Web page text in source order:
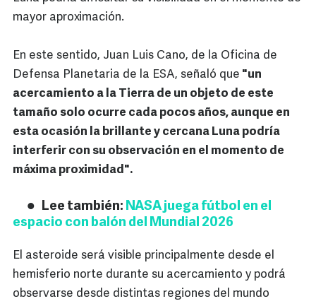
mayor aproximación.
En este sentido, Juan Luis Cano, de la Oficina de
Defensa Planetaria de la ESA, señaló que "un
acercamiento a la Tierra de un objeto de este
tamaño solo ocurre cada pocos años, aunque en
esta ocasión la brillante y cercana Luna podría
interferir con su observación en el momento de
máxima proximidad".
Lee también: NASA juega fútbol en el
espacio con balón del Mundial 2026
El asteroide será visible principalmente desde el
hemisferio norte durante su acercamiento y podrá
observarse desde distintas regiones del mundo